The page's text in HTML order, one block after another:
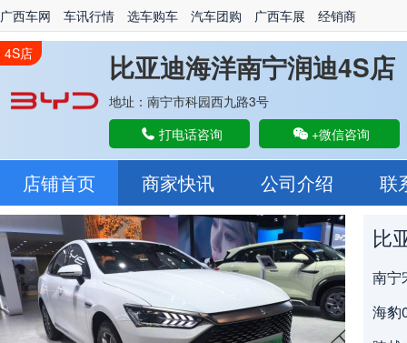
广西车网 车讯行情 选车购车 汽车团购 广西车展 经销商
比亚迪海洋南宁润迪4S店
地址：南宁市科园西九路3号
打电话咨询
+微信咨询
4S店
店铺首页 商家快讯 公司介绍 联
南宁
海豹